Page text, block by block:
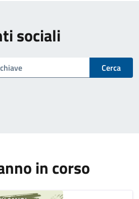
sociali
Cerca
in corso